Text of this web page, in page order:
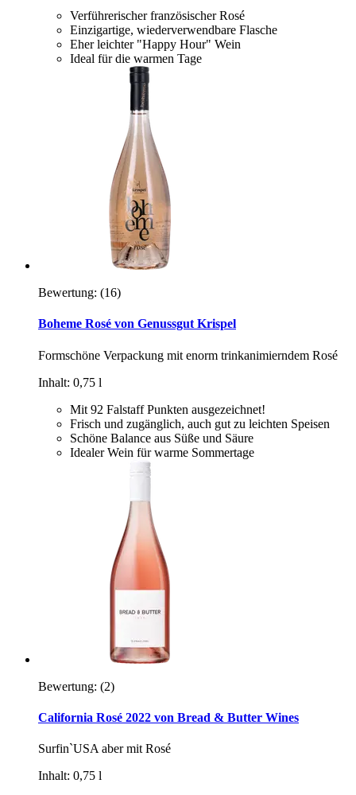
Verführerischer französischer Rosé
Einzigartige, wiederverwendbare Flasche
Eher leichter "Happy Hour" Wein
Ideal für die warmen Tage
Bewertung: (16)
Boheme Rosé von Genussgut Krispel
Formschöne Verpackung mit enorm trinkanimierndem Rosé
Inhalt: 0,75 l
Mit 92 Falstaff Punkten ausgezeichnet!
Frisch und zugänglich, auch gut zu leichten Speisen
Schöne Balance aus Süße und Säure
Idealer Wein für warme Sommertage
Bewertung: (2)
California Rosé 2022 von Bread & Butter Wines
Surfin`USA aber mit Rosé
Inhalt: 0,75 l